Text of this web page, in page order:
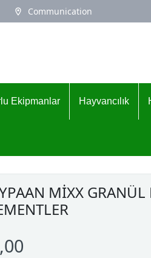
Communication
Ekipmanlar Hayvancılık
MİXX